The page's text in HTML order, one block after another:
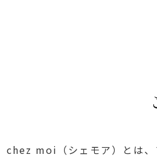
chez moi（シェモア）とは、